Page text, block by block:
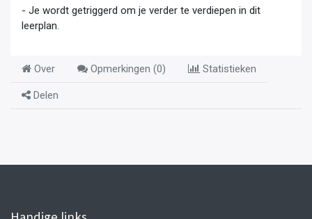
- Je wordt getriggerd om je verder te verdiepen in dit
leerplan.
Over Opmerkingen (0) Statistieken
Delen